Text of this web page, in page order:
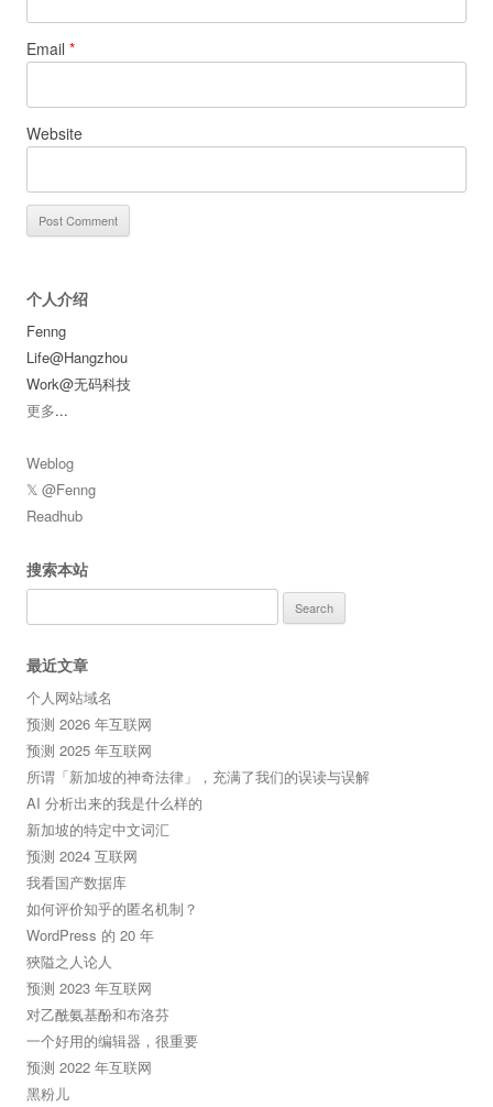
Email *
Website
个人介绍
Fenng
Life@Hangzhou
Work@无码科技
更多...
Weblog
𝕏 @Fenng
Readhub
搜索本站
for:
最近文章
个人网站域名
预测 2026 年互联网
预测 2025 年互联网
所谓「新加坡的神奇法律」，充满了我们的误读与误解
AI 分析出来的我是什么样的
新加坡的特定中文词汇
预测 2024 互联网
我看国产数据库
如何评价知乎的匿名机制？
WordPress 的 20 年
狹隘之人论人
预测 2023 年互联网
对乙酰氨基酚和布洛芬
一个好用的编辑器，很重要
预测 2022 年互联网
黑粉儿